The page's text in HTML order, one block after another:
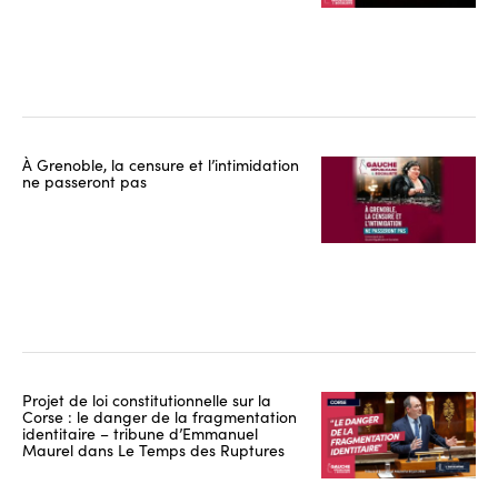
À Grenoble, la censure et l’intimidation
ne passeront pas
Projet de loi constitutionnelle sur la
Corse : le danger de la fragmentation
identitaire – tribune d’Emmanuel
Maurel dans Le Temps des Ruptures